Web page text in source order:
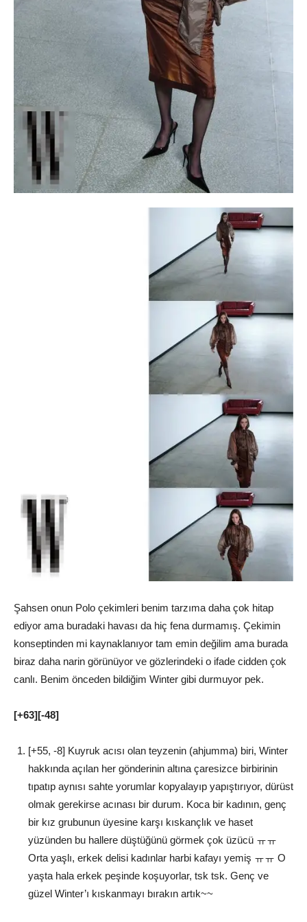
Şahsen onun Polo çekimleri benim tarzıma daha çok hitap
ediyor ama buradaki havası da hiç fena durmamış. Çekimin
konseptinden mi kaynaklanıyor tam emin değilim ama burada
biraz daha narin görünüyor ve gözlerindeki o ifade cidden çok
canlı. Benim önceden bildiğim Winter gibi durmuyor pek.
[+63][-48]
[+55, -8] Kuyruk acısı olan teyzenin (ahjumma) biri, Winter
hakkında açılan her gönderinin altına çaresizce birbirinin
tıpatıp aynısı sahte yorumlar kopyalayıp yapıştırıyor, dürüst
olmak gerekirse acınası bir durum. Koca bir kadının, genç
bir kız grubunun üyesine karşı kıskançlık ve haset
yüzünden bu hallere düştüğünü görmek çok üzücü ㅠㅠ
Orta yaşlı, erkek delisi kadınlar harbi kafayı yemiş ㅠㅠ O
yaşta hala erkek peşinde koşuyorlar, tsk tsk. Genç ve
güzel Winter’ı kıskanmayı bırakın artık~~